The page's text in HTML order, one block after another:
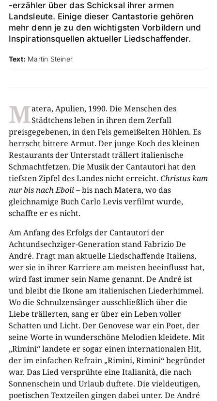
-erzähler über das Schicksal ihrer armen
Landsleute. Einige dieser Cantastorie gehören
mehr denn je zu den wichtigsten Vorbildern und
Inspirationsquellen aktueller Liedschaffender.
Text: Martin Steiner
Matera, Apulien, 1990. Die Menschen des
Städtchens leben in ihren dem Zerfall
preisgegebenen, in den Fels gemeißelten Höhlen. Es
herrscht bittere Armut. Der junge Koch des kleinen
Restaurants der Unterstadt trällert italienische
Schmachtfetzen. Die Musik der Cantautori hat den
tiefsten Zipfel des Landes nicht erreicht. Christus kam
nur bis nach Eboli– bis nach Matera, wo das
gleichnamige Buch Carlo Levis verfilmt wurde,
schaffte er es nicht.
Am Anfang des Erfolgs der Cantautori der
Achtundsechziger-Generation stand Fabrizio De
André. Fragt man aktuelle Liedschaffende Italiens,
wer sie in ihrer Karriere am meisten beeinflusst hat,
wird fast immer sein Name genannt. De André ist
und bleibt die Ikone am italienischen Liederhimmel.
Wo die Schnulzensänger ausschließlich über die
Liebe trällerten, sang er über ein Leben voller
Schatten und Licht. Der Genovese war ein Poet, der
seine Worte in wunderschöne Melodien kleidete. Mit
„Rimini“ landete er sogar einen internationalen Hit,
der im einfachen Refrain „Rimini, Rimini“ begründet
war. Das Lied versprühte eine Italianità, die nach
Sonnenschein und Urlaub duftete. Die vieldeutigen,
poetischen Textzeilen gingen dabei unter. De André